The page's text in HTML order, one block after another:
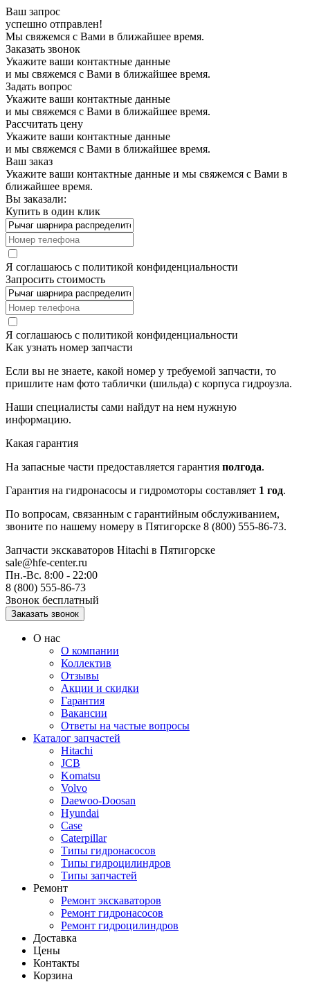
Ваш запрос
успешно отправлен!
Мы свяжемся с Вами в ближайшее время.
Заказать звонок
Укажите ваши контактные данные
и мы свяжемся с Вами в ближайшее время.
Задать вопрос
Укажите ваши контактные данные
и мы свяжемся с Вами в ближайшее время.
Рассчитать цену
Укажите ваши контактные данные
и мы свяжемся с Вами в ближайшее время.
Ваш заказ
Укажите ваши контактные данные и мы свяжемся с Вами в
ближайшее время.
Вы заказали:
Купить в один клик
Я соглашаюсь с политикой конфиденциальности
Запросить стоимость
Я соглашаюсь с политикой конфиденциальности
Как узнать номер запчасти
Если вы не знаете, какой номер у требуемой запчасти, то
пришлите нам фото таблички (шильда) с корпуса гидроузла.
Наши специалисты сами найдут на нем нужную
информацию.
Какая гарантия
На запасные части предоставляется гарантия полгода.
Гарантия на гидронасосы и гидромоторы составляет 1 год.
По вопросам, связанным с гарантийным обслуживанием,
звоните по нашему номеру в Пятигорске 8 (800) 555-86-73.
Запчасти экскаваторов Hitachi в Пятигорске
sale@hfe-center.ru
Пн.-Вс. 8:00 - 22:00
8 (800) 555-86-73
Звонок бесплатный
О нас
О компании
Коллектив
Отзывы
Акции и скидки
Гарантия
Вакансии
Ответы на частые вопросы
Каталог запчастей
Hitachi
JCB
Komatsu
Volvo
Daewoo-Doosan
Hyundai
Case
Caterpillar
Типы гидронасосов
Типы гидроцилиндров
Типы запчастей
Ремонт
Ремонт экскаваторов
Ремонт гидронасосов
Ремонт гидроцилиндров
Доставка
Цены
Контакты
Корзина